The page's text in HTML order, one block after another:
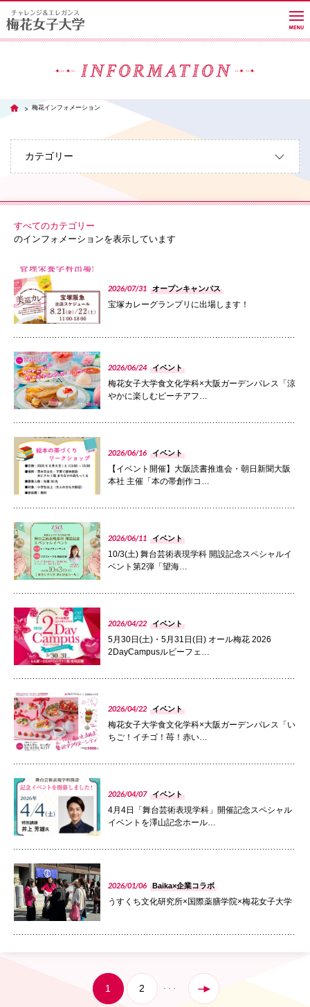
学部・学科・大学院
キャンパスライフ
進路・就職
国際交流
産学連携
交通アクセス
代表
072-643-6221
入試広報部
072-643-6566
お問い合わせ 交通アクセス サイトマップ
BCCS 梅花メール 入学前プログラム
TOP 梅花インフォメーション
カテゴリー
すべてのカテゴリー
のインフォメーションを表示しています
2026/07/31 オープンキャンパス
宝塚カレーグランプリに出場します！
2026/06/24 イベント
梅花女子大学食文化学科×大阪ガーデンパレス「涼
やかに楽しむピーチアフ…
2026/06/16 イベント
【イベント開催】大阪読書推進会・朝日新聞大阪
本社 主催「本の帯創作コ…
2026/06/11 イベント
10/3(土) 舞台芸術表現学科 開設記念スペシャルイ
ベント第2弾「望海…
2026/04/22 イベント
5月30日(土)・5月31日(日) オール梅花 2026
2DayCampusルビーフェ…
2026/04/22 イベント
梅花女子大学食文化学科×大阪ガーデンパレス「い
ちご！イチゴ！苺！赤い…
2026/04/07 イベント
4月4日「舞台芸術表現学科」開催記念スペシャル
イベントを澤山記念ホール…
2026/01/06 Baika×企業コラボ
うすくち文化研究所×国際薬膳学院×梅花女子大学
1 2